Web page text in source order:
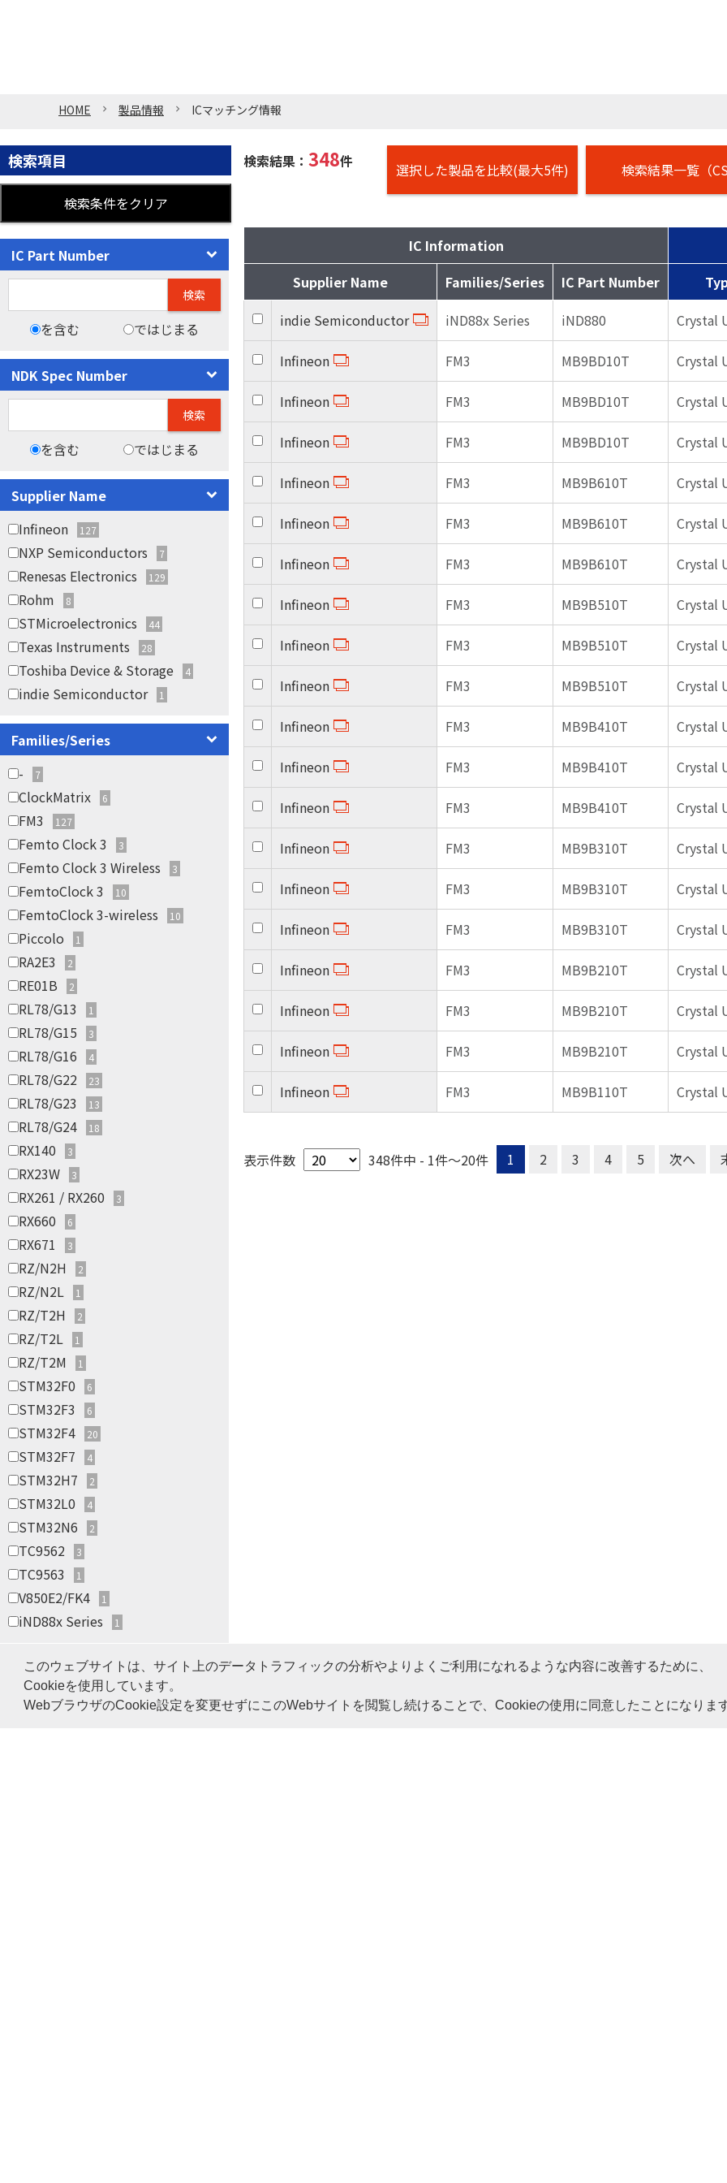
このウェブサイトは、サイト上のデータトラフィックの分析やよりよくご利用になれるような内容に改善するために、
Cookieを使用しています。
WebブラウザのCookie設定を変更せずにこのWebサイトを閲覧し続けることで、Cookieの使用に同意したことになります
HOME 製品情報 ICマッチング情報
検索項目
IC Part Number
検索
を含む ではじまる
NDK Spec Number
検索
を含む ではじまる
Supplier Name
Infineon
127
NXP Semiconductors 7
Renesas Electronics 129
Rohm 8
STMicroelectronics 44
Texas Instruments 28
Toshiba Device & Storage 4
indie Semiconductor 1
Families/Series
-
7
ClockMatrix 6
FM3 127
Femto Clock 3 3
Femto Clock 3 Wireless 3
FemtoClock 3 10
FemtoClock 3-wireless 10
Piccolo 1
RA2E3 2
RE01B 2
RL78/G13 1
RL78/G15 3
RL78/G16 4
RL78/G22 23
RL78/G23 13
RL78/G24 18
RX140 3
RX23W 3
RX261 / RX260 3
RX660 6
RX671 3
RZ/N2H 2
RZ/N2L 1
RZ/T2H 2
RZ/T2L 1
RZ/T2M 1
STM32F0 6
STM32F3 6
STM32F4 20
STM32F7 4
STM32H7 2
STM32L0 4
STM32N6 2
TC9562 3
TC9563 1
V850E2/FK4 1
iND88x Series 1
検索結果： 348件 選択した製品を比較(最大5件) 検索結果一覧（
IC Information
Supplier Name
Families/Series IC Part Number
indie Semiconductor
iND88x Series iND880 Crystal
Infineon FM3 MB9BD10T Crystal
Infineon FM3 MB9BD10T Crystal
Infineon FM3 MB9BD10T Crystal
Infineon FM3 MB9B610T Crystal
Infineon FM3 MB9B610T Crystal
Infineon FM3 MB9B610T Crystal
Infineon FM3 MB9B510T Crystal
Infineon FM3 MB9B510T Crystal
Infineon FM3 MB9B510T Crystal
Infineon FM3 MB9B410T Crystal
Infineon FM3 MB9B410T Crystal
Infineon FM3 MB9B410T Crystal
Infineon FM3 MB9B310T Crystal
Infineon FM3 MB9B310T Crystal
Infineon FM3 MB9B310T Crystal
Infineon FM3 MB9B210T Crystal
Infineon FM3 MB9B210T Crystal
Infineon FM3 MB9B210T Crystal
Infineon FM3 MB9B110T Crystal
表示件数 348件中 - 1件～20件 1 2 3 4 5 次へ